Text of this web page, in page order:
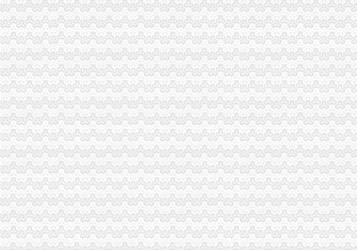
认缴注册资金
问一下认缴注册资本金额和认缴注册资本出资额_注会专业阶段交流区_
注册资本认缴期限是多久,注册资本认缴可能会出现的问题-法邦网
0注册资金
住建部放权房地产开发注册资金零门槛-新书-地产中国网
北京零注册资金办照—提供地址—兼职会计-执照变更-北京财务会计/评
0元注册公司流程
厦门验资开户：0元注册厦门公司代理记账公司注册流程-厦门爱问分类
0元注册公司,拼服务也拼价格（上门服务）-南宁58同城
一元注册公司流程
0元公司注册流程选广州佐伦一站式服务
注册公司流程一.doc
如何一元钱办公司
河南：农民工创业“一元钱”就能创办企_创业聚合信息_开店之家
一元钱办公司成都工商登记创新高_城市综合_成都企业